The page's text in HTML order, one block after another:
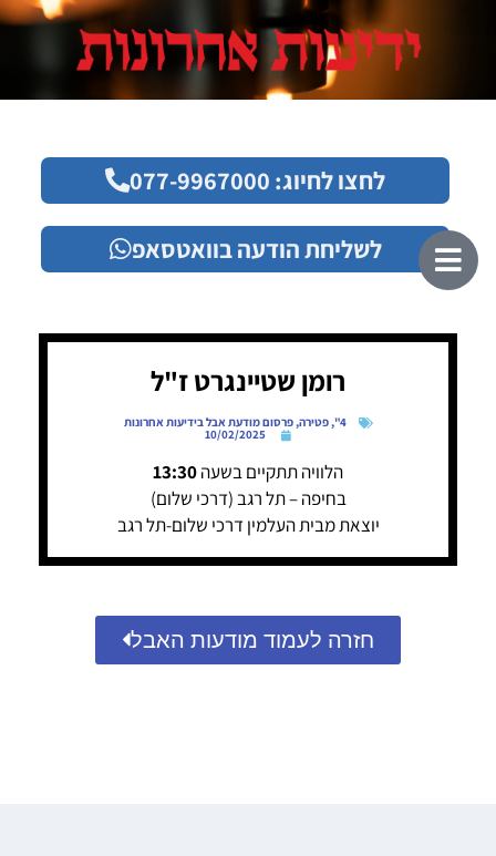
לחצו לחיוג: 077-9967000
לשליחת הודעה בוואטסאפ
רומן שטיינגרט ז"ל
4"
,פטירה,פרסום מודעת אבל בידיעות אחרונות
10/02/2025
הלוויה תתקיים בשעה13:30
בחיפה – תל רגב (דרכי שלום)
יוצאת מבית העלמין דרכי שלום-תל רגב
חזרה לעמוד מודעות האבל